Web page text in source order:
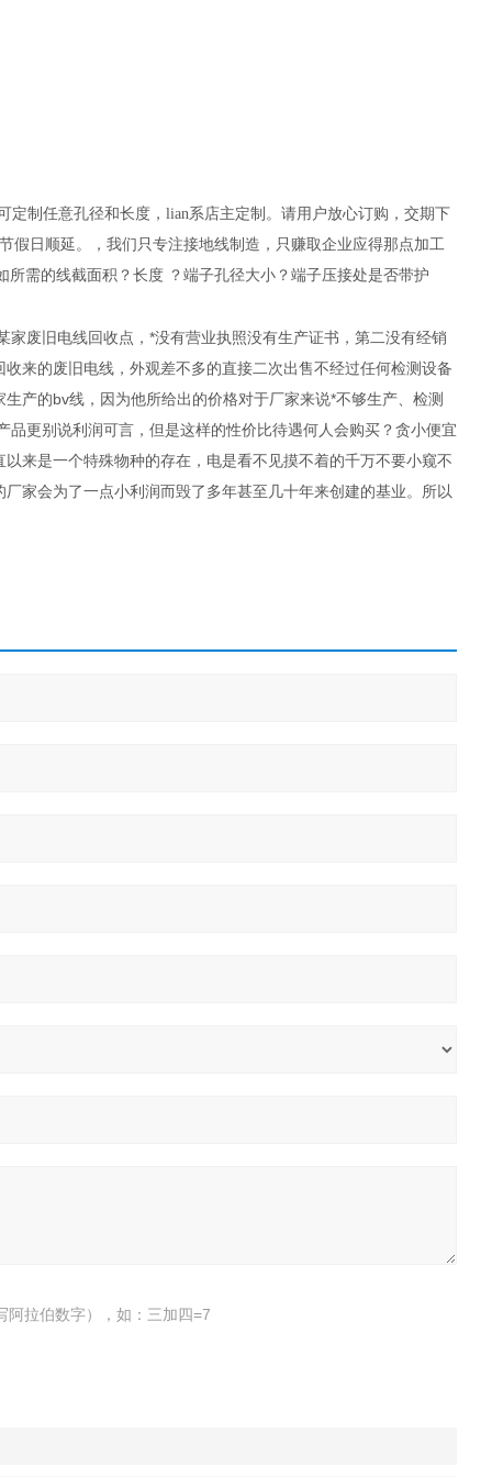
制任意孔径和长度，lian系店主定制。请用户放心订购，交期下
假日顺延。，我们只专注接地线制造，只赚取企业应得那点加工
需的线截面积？长度 ？端子孔径大小？端子压接处是否带护
废旧电线回收点，*没有营业执照没有生产证书，第二没有经销
来的废旧电线，外观差不多的直接二次出售不经过任何检测设备
产的bv线，因为他所给出的价格对于厂家来说*不够生产、检测
更别说利润可言，但是这样的性价比待遇何人会购买？贪小便宜
来是一个特殊物种的存在，电是看不见摸不着的千万不要小窥不
家会为了一点小利润而毁了多年甚至几十年来创建的基业。所以
阿拉伯数字），如：三加四=7